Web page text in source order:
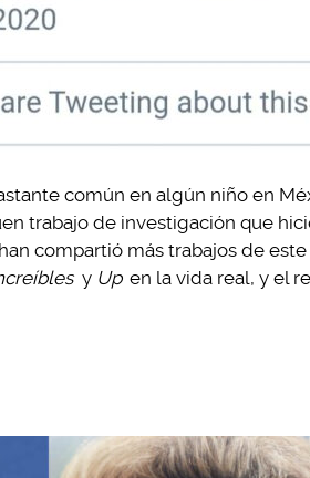
común en algún niño en
trabajo de investigación que
compartió más trabajos de
y Up en la vida real, y el